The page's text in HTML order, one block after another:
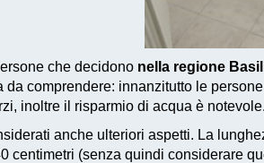
che decidono nella regione
da comprendere: innanzitutto le
inoltre il risparmio di acqua è notevole.
anche ulteriori aspetti. La
centimetri (senza quindi considerare